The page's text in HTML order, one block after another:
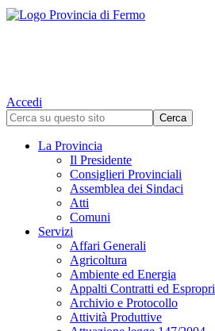
Accedi
La Provincia
Il Presidente
Consiglieri Provinciali
Assemblea dei Sindaci
Atti
Comuni
Servizi
Affari Generali
Agricoltura
Ambiente ed Energia
Appalti Contratti ed Espropri
Archivio e Protocollo
Attività Produttive